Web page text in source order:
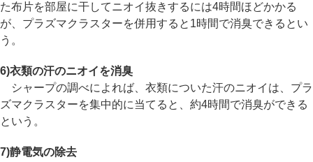
た布片を部屋に干してニオイ抜きするには4時間ほどかかる
が、プラズマクラスターを併用すると1時間で消臭できるとい
う。
6)衣類の汗のニオイを消臭
シャープの調べによれば、衣類についた汗のニオイは、プラ
ズマクラスターを集中的に当てると、約4時間で消臭ができる
という。
7)静電気の除去